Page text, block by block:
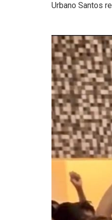
Urbano Santos